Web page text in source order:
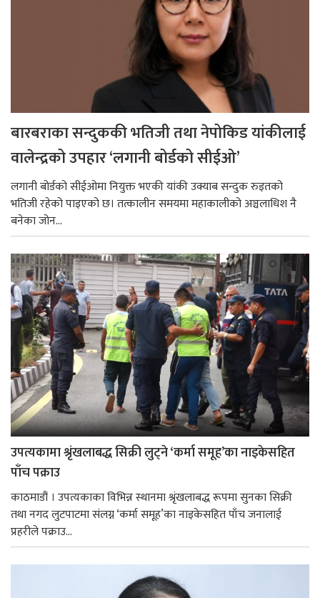
बारबराका सन्दुककी भतिजी तथा नेपोकिड यांकीलाई
वालेन्द्रको उपहार ‘लगानी बोर्डको सीईओ’
लगानी बोर्डको सीईओमा नियुक्त भएकी यांकी उक्याब सन्दुक रुइतको
भतिजी रहेको पाइएको छ। तत्कालीन समयमा महाकालीको अञ्चलाधिश नै
बनेका जोन...
उपत्यकामा श्रृंखलाबद्ध सिक्री लुट्ने ‘कर्मा समूह’का नाइकेसहित
पाँच पक्राउ
काठमाडौं । उपत्यकाका विभिन्न स्थानमा श्रृंखलाबद्ध रूपमा सुनका सिक्री
तथा नगद लुटपाटमा संलग्न ‘कर्मा समूह’का नाइकेसहित पाँच जनालाई
प्रहरीले पक्राउ...